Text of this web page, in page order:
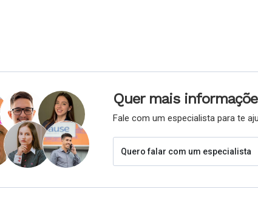
Quer mais
Fale com um especialista para te
Quero falar com um especialista